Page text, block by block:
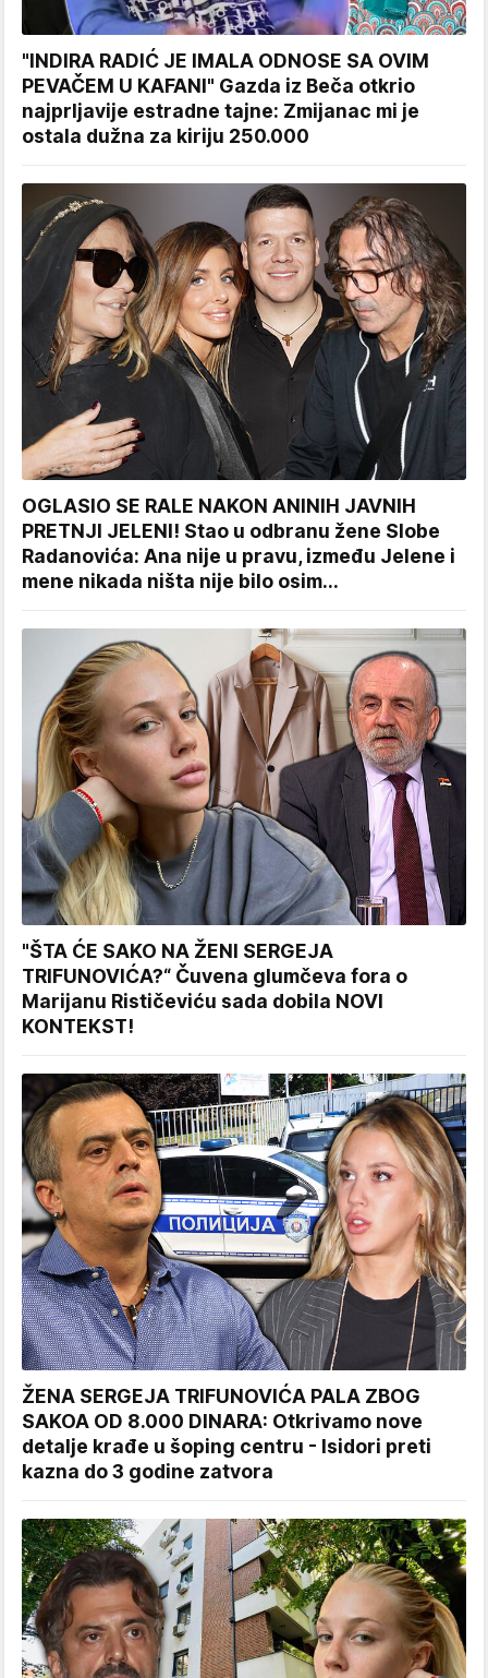
"INDIRA RADIĆ JE IMALA ODNOSE SA OVIM
PEVAČEM U KAFANI" Gazda iz Beča otkrio
najprljavije estradne tajne: Zmijanac mi je
ostala dužna za kiriju 250.000
OGLASIO SE RALE NAKON ANINIH JAVNIH
PRETNJI JELENI! Stao u odbranu žene Slobe
Radanovića: Ana nije u pravu, između Jelene i
mene nikada ništa nije bilo osim...
"ŠTA ĆE SAKO NA ŽENI SERGEJA
TRIFUNOVIĆA?“ Čuvena glumčeva fora o
Marijanu Rističeviću sada dobila NOVI
KONTEKST!
ŽENA SERGEJA TRIFUNOVIĆA PALA ZBOG
SAKOA OD 8.000 DINARA: Otkrivamo nove
detalje krađe u šoping centru - Isidori preti
kazna do 3 godine zatvora